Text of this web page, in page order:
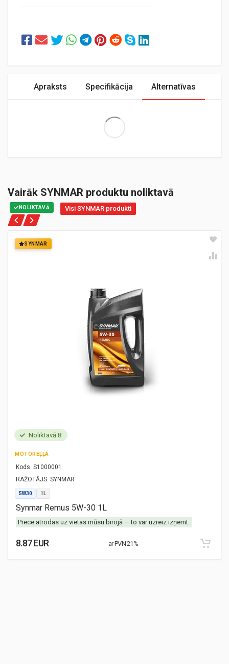
Apraksts Specifikācija Alternatīvas
Vairāk SYNMAR produktu noliktavā
NOLIKTAVĀ Visi SYNMAR produkti
SYNMAR
Noliktavā 8
MOTOREĻĻA
Kods: S1000001
RAŽOTĀJS: SYNMAR
5W30 1L
Synmar Remus 5W-30 1L
Prece atrodas uz vietas mūsu birojā — to var uzreiz izņemt.
8.87 EUR ar PVN 21%